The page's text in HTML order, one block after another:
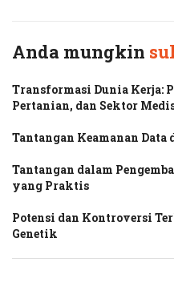
Anda mungkin
Transformasi Dunia Kerja:
Pertanian, dan Sektor
Tantangan Keamanan Data
Tantangan dalam
yang Praktis
Potensi dan Kontroversi
Genetik